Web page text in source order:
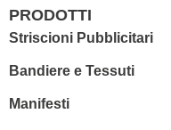
PRODOTTI
Striscioni Pubblicitari
Bandiere e Tessuti
Manifesti